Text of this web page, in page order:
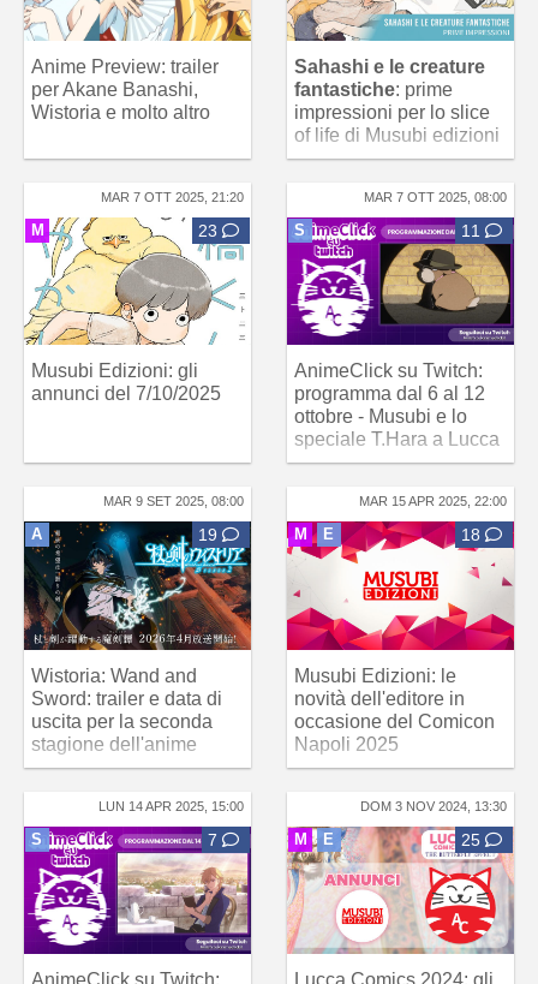
Anime Preview: trailer
per Akane Banashi,
Wistoria e molto altro
Sahashi e le creature
fantastiche: prime
impressioni per lo slice
of life di Musubi edizioni
MAR 7 OTT 2025, 21:20
M 23
Musubi Edizioni: gli
annunci del 7/10/2025
MAR 7 OTT 2025, 08:00
S 11
AnimeClick su Twitch:
programma dal 6 al 12
ottobre - Musubi e lo
speciale T.Hara a Lucca
MAR 9 SET 2025, 08:00
A 19
Wistoria: Wand and
Sword: trailer e data di
uscita per la seconda
stagione dell'anime
MAR 15 APR 2025, 22:00
M E 18
Musubi Edizioni: le
novità dell'editore in
occasione del Comicon
Napoli 2025
LUN 14 APR 2025, 15:00
S 7
AnimeClick su Twitch:
DOM 3 NOV 2024, 13:30
M E 25
Lucca Comics 2024: gli